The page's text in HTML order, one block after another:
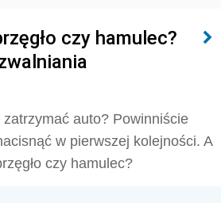
czy hamulec?
auto? Powinniście
w pierwszej kolejności. A
czy hamulec?